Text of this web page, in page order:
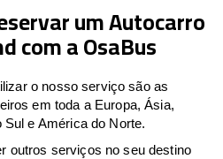
um Autocarro
com a OsaBus
o nosso serviço são as
em toda a Europa, Ásia,
e América do Norte.
outros serviços no seu destino